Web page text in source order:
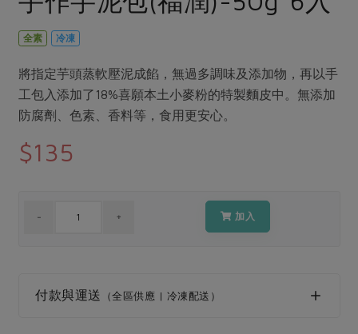
家庭清潔 織品
日用品
最新產品
優惠專區
養身食補
節慶大餐
高麗菜海鮮煎餅
更多議題活動
把最好的台灣味帶回家！
生活者e週報
綠主張月刊
典藏閱覽室
選舉專區
最新消息
媒體報導
下載專區
地區活動
全素 冷凍
將指定芋頭蒸軟壓泥成餡，無過多調味及添加物，再以手
工包入添加了18%喜願本土小麥粉的特製麵皮中。無添加
防腐劑、色素、香料等，食用更安心。
$135
加入
付款與運送 （全區供應 | 冷凍配送）